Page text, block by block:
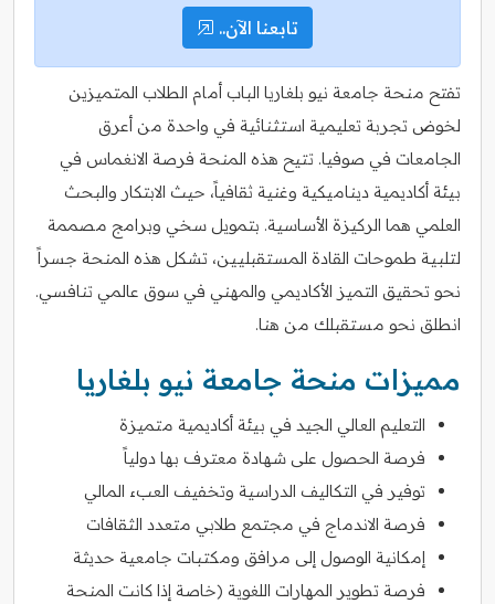
تابعنا الآن..
تفتح منحة جامعة نيو بلغاريا الباب أمام الطلاب المتميزين
لخوض تجربة تعليمية استثنائية في واحدة من أعرق
الجامعات في صوفيا. تتيح هذه المنحة فرصة الانغماس في
بيئة أكاديمية ديناميكية وغنية ثقافياً، حيث الابتكار والبحث
العلمي هما الركيزة الأساسية. بتمويل سخي وبرامج مصممة
لتلبية طموحات القادة المستقبليين، تشكل هذه المنحة جسراً
نحو تحقيق التميز الأكاديمي والمهني في سوق عالمي تنافسي.
انطلق نحو مستقبلك من هنا.
مميزات منحة جامعة نيو بلغاريا
التعليم العالي الجيد في بيئة أكاديمية متميزة
فرصة الحصول على شهادة معترف بها دولياً
توفير في التكاليف الدراسية وتخفيف العبء المالي
فرصة الاندماج في مجتمع طلابي متعدد الثقافات
إمكانية الوصول إلى مرافق ومكتبات جامعية حديثة
فرصة تطوير المهارات اللغوية (خاصة إذا كانت المنحة